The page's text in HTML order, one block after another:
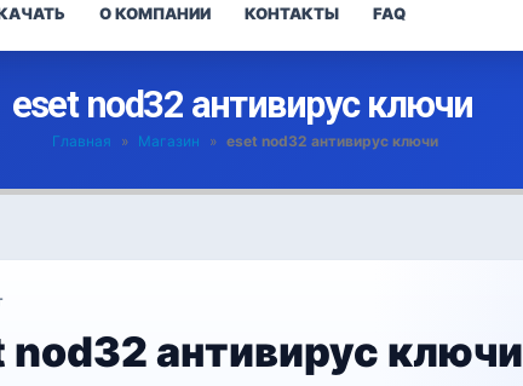
О КОМПАНИИ КОНТАКТЫ FAQ
eset nod32 антивирус ключи
Главная » Магазин » eset nod32 антивирус ключи
nod32 антивирус ключи